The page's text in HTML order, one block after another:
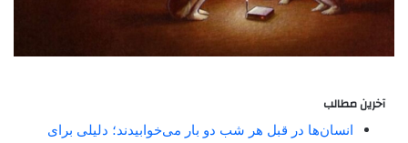
آخرین مطالب
انسان‌ها در قبل هر شب دو بار می‌خوابیدند؛ دلیلی برای